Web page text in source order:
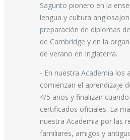
Sagunto pionero en la
lengua y cultura
preparación de diplomas
de Cambridge y en la
de verano en Inglaterra.
- En nuestra Academia los
comienzan el aprendizaje
4/5 años y finalizan
certificados oficiales. La
nuestra Academia por las
familiares, amigos y